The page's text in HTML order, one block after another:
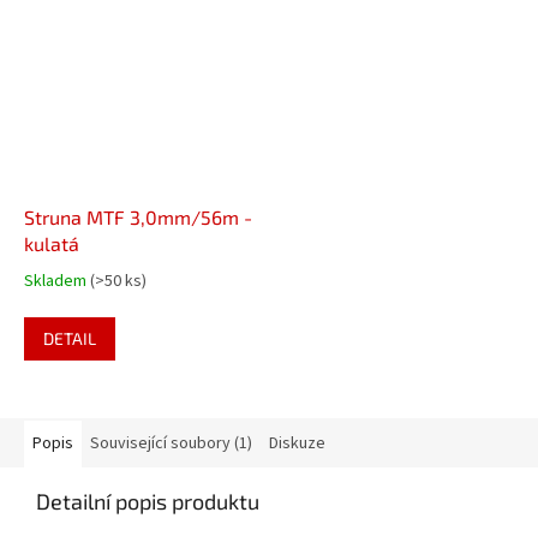
Struna MTF 3,0mm/56m -
kulatá
Skladem (>50 ks)
DETAIL
Popis Související soubory (1) Diskuze
Detailní popis produktu